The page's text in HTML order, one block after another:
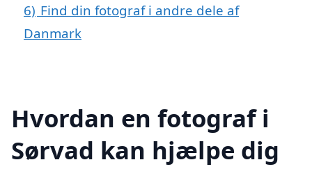
6) Find din fotograf i andre dele af
Danmark
Hvordan en fotograf i
Sørvad kan hjælpe dig